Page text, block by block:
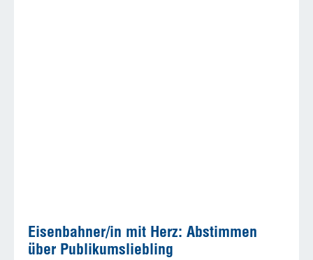
Eisenbahner/in mit Herz: Abstimmen
über Publikumsliebling